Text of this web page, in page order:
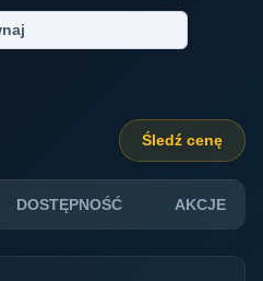
Śledź cenę
DOSTĘPNOŚĆ AKCJE